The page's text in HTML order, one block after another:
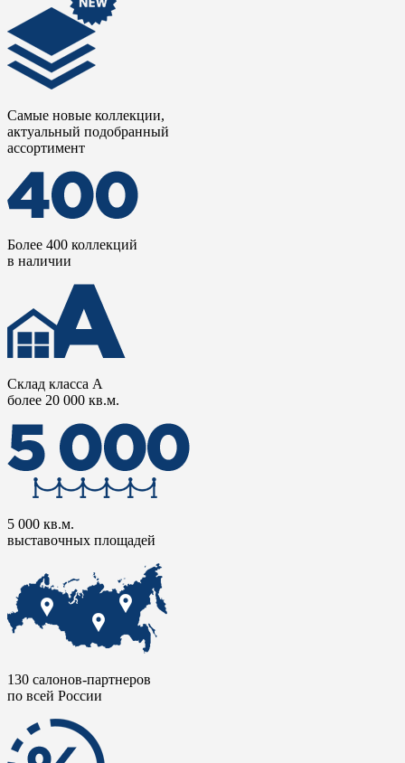
Самые новые коллекции,
актуальный подобранный
ассортимент
Более 400 коллекций
в наличии
Склад класса А
более 20 000 кв.м.
5 000 кв.м.
выставочных площадей
130 салонов-партнеров
по всей России